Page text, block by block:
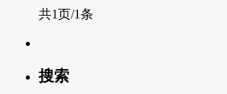
共1页/1条
搜索